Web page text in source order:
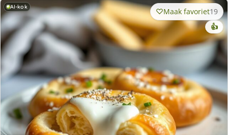
AI-kok Maak favoriet19
👍